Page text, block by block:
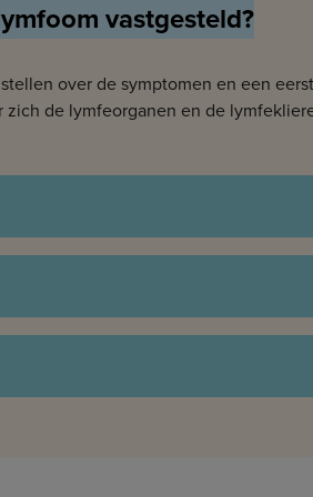
vastgesteld?
over de symptomen en een
de lymfeorganen en de